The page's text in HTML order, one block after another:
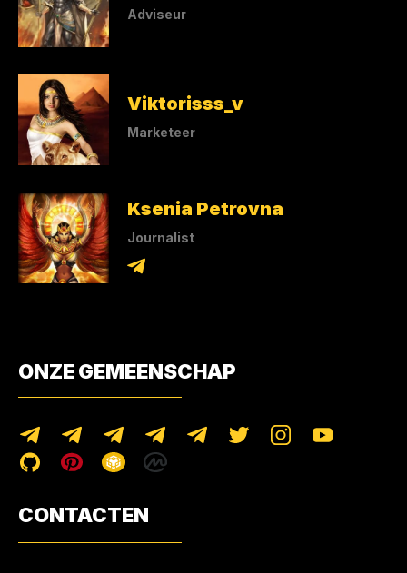
Adviseur
Viktorisss_v
Marketeer
Ksenia Petrovna
Journalist
ONZE GEMEENSCHAP
CONTACTEN